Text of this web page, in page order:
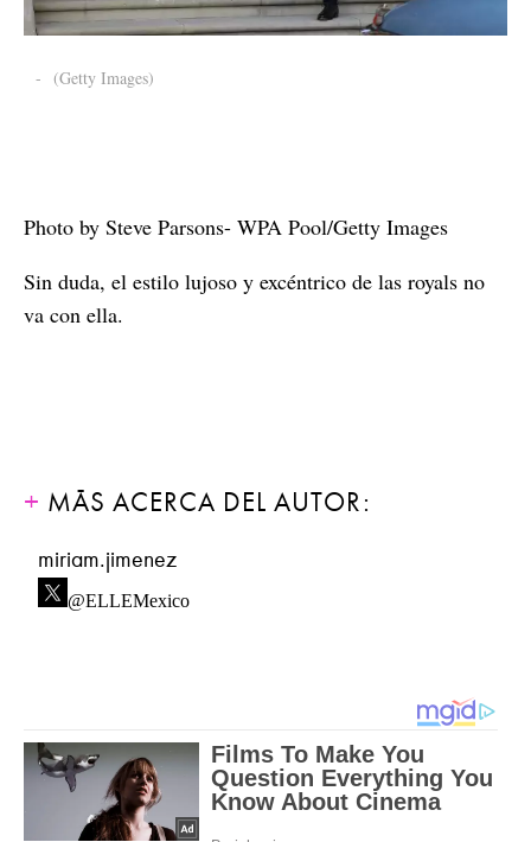
- (Getty Images)
Photo by Steve Parsons- WPA Pool/Getty Images
Sin duda, el estilo lujoso y excéntrico de las royals no
va con ella.
MÁS ACERCA DEL AUTOR:
miriam.jimenez
@ELLEMexico